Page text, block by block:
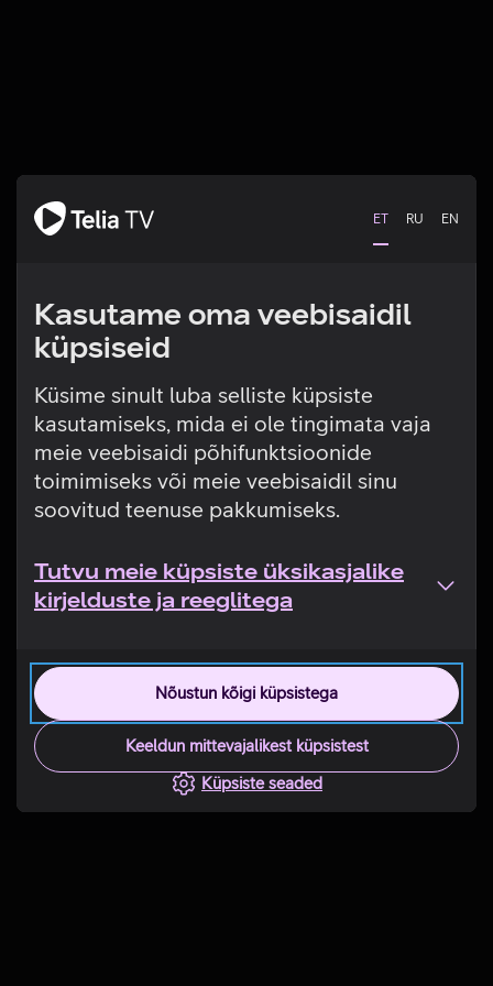
ET RU EN
Kasutame oma veebisaidil
küpsiseid
Küsime sinult luba selliste küpsiste
kasutamiseks, mida ei ole tingimata vaja
meie veebisaidi põhifunktsioonide
toimimiseks või meie veebisaidil sinu
soovitud teenuse pakkumiseks.
Tutvu meie küpsiste üksikasjalike
kirjelduste ja reeglitega
Nõustun kõigi küpsistega
Keeldun mittevajalikest küpsistest
Küpsiste seaded
Tehniline viga